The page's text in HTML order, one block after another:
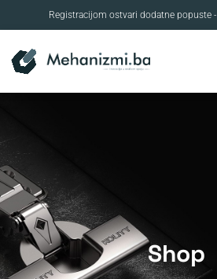
Skip
to
Registracijom ostvari dodatne popuste -
Shop